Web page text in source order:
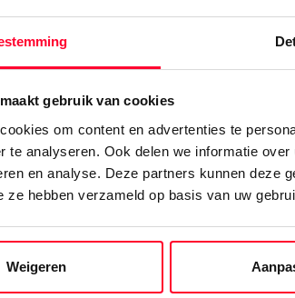
gebruik van cookies
om content en advertenties te
te analyseren. Ook delen we informatie
en analyse. Deze partners kunnen deze
ze hebben verzameld op basis van uw
Weigeren
in de zomer, dus het is een goed idee om
je e-bike
je gemakkelijker bij de grond kunt? Zet 'm